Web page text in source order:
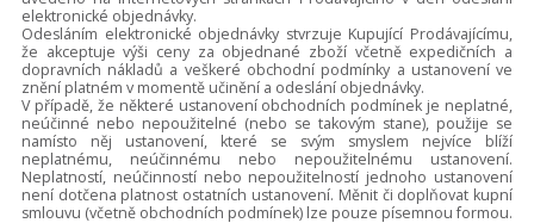
elektronické objednávky.
Odesláním elektronické objednávky stvrzuje Kupující Prodávajícímu,
že akceptuje výši ceny za objednané zboží včetně expedičních a
dopravních nákladů a veškeré obchodní podmínky a ustanovení ve
znění platném v momentě učinění a odeslání objednávky.
V případě, že některé ustanovení obchodních podmínek je neplatné,
neúčinné nebo nepoužitelné (nebo se takovým stane), použije se
namísto něj ustanovení, které se svým smyslem nejvíce blíží
neplatnému, neúčinnému nebo nepoužitelnému ustanovení.
Neplatností, neúčinností nebo nepoužitelností jednoho ustanovení
není dotčena platnost ostatních ustanovení. Měnit či doplňovat kupní
smlouvu (včetně obchodních podmínek) lze pouze písemnou formou.